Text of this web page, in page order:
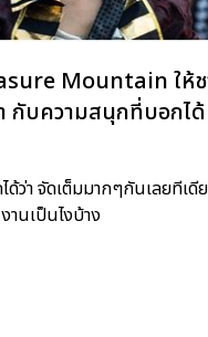
Mountain ให้
บความสนุกที่บอกได้
ว่า จัดเต็มมากๆกันเลยทีเดี
นเป็นไงบ้าง